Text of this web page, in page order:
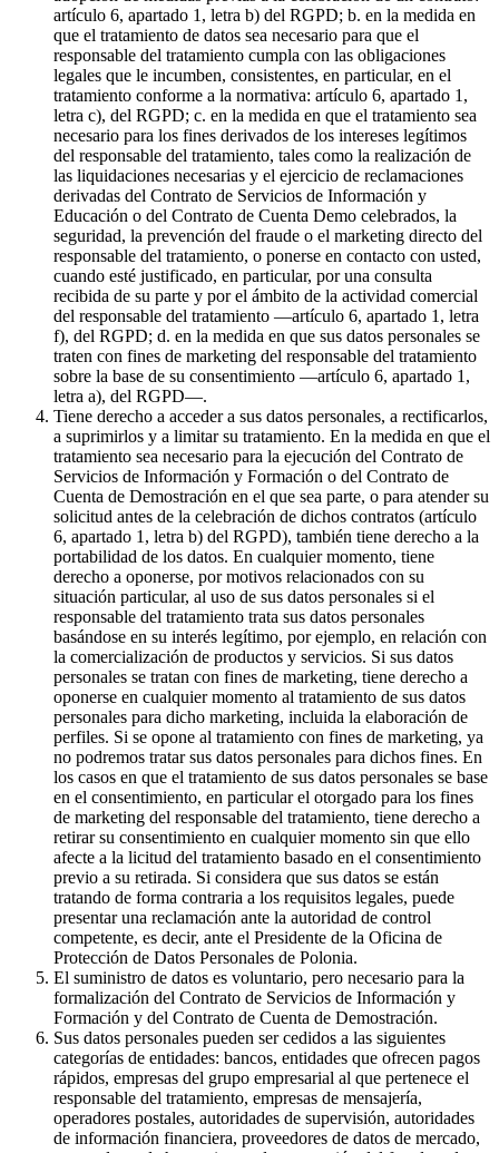
artículo 6, apartado 1, letra b) del RGPD; b. en la medida en
que el tratamiento de datos sea necesario para que el
responsable del tratamiento cumpla con las obligaciones
legales que le incumben, consistentes, en particular, en el
tratamiento conforme a la normativa: artículo 6, apartado 1,
letra c), del RGPD; c. en la medida en que el tratamiento sea
necesario para los fines derivados de los intereses legítimos
del responsable del tratamiento, tales como la realización de
las liquidaciones necesarias y el ejercicio de reclamaciones
derivadas del Contrato de Servicios de Información y
Educación o del Contrato de Cuenta Demo celebrados, la
seguridad, la prevención del fraude o el marketing directo del
responsable del tratamiento, o ponerse en contacto con usted,
cuando esté justificado, en particular, por una consulta
recibida de su parte y por el ámbito de la actividad comercial
del responsable del tratamiento —artículo 6, apartado 1, letra
f), del RGPD; d. en la medida en que sus datos personales se
traten con fines de marketing del responsable del tratamiento
sobre la base de su consentimiento —artículo 6, apartado 1,
letra a), del RGPD—.
Tiene derecho a acceder a sus datos personales, a rectificarlos,
a suprimirlos y a limitar su tratamiento. En la medida en que el
tratamiento sea necesario para la ejecución del Contrato de
Servicios de Información y Formación o del Contrato de
Cuenta de Demostración en el que sea parte, o para atender su
solicitud antes de la celebración de dichos contratos (artículo
6, apartado 1, letra b) del RGPD), también tiene derecho a la
portabilidad de los datos. En cualquier momento, tiene
derecho a oponerse, por motivos relacionados con su
situación particular, al uso de sus datos personales si el
responsable del tratamiento trata sus datos personales
basándose en su interés legítimo, por ejemplo, en relación con
la comercialización de productos y servicios. Si sus datos
personales se tratan con fines de marketing, tiene derecho a
oponerse en cualquier momento al tratamiento de sus datos
personales para dicho marketing, incluida la elaboración de
perfiles. Si se opone al tratamiento con fines de marketing, ya
no podremos tratar sus datos personales para dichos fines. En
los casos en que el tratamiento de sus datos personales se base
en el consentimiento, en particular el otorgado para los fines
de marketing del responsable del tratamiento, tiene derecho a
retirar su consentimiento en cualquier momento sin que ello
afecte a la licitud del tratamiento basado en el consentimiento
previo a su retirada. Si considera que sus datos se están
tratando de forma contraria a los requisitos legales, puede
presentar una reclamación ante la autoridad de control
competente, es decir, ante el Presidente de la Oficina de
Protección de Datos Personales de Polonia.
El suministro de datos es voluntario, pero necesario para la
formalización del Contrato de Servicios de Información y
Formación y del Contrato de Cuenta de Demostración.
Sus datos personales pueden ser cedidos a las siguientes
categorías de entidades: bancos, entidades que ofrecen pagos
rápidos, empresas del grupo empresarial al que pertenece el
responsable del tratamiento, empresas de mensajería,
operadores postales, autoridades de supervisión, autoridades
de información financiera, proveedores de datos de mercado,